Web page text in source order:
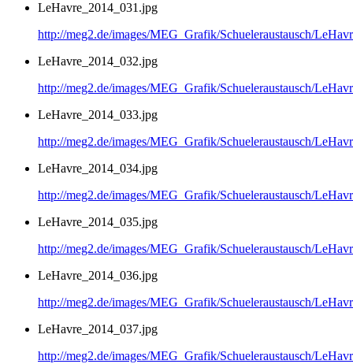
LeHavre_2014_031.jpg
http://meg2.de/images/MEG_Grafik/Schueleraustausch/
LeHavre_2014_032.jpg
http://meg2.de/images/MEG_Grafik/Schueleraustausch/
LeHavre_2014_033.jpg
http://meg2.de/images/MEG_Grafik/Schueleraustausch/
LeHavre_2014_034.jpg
http://meg2.de/images/MEG_Grafik/Schueleraustausch/
LeHavre_2014_035.jpg
http://meg2.de/images/MEG_Grafik/Schueleraustausch/
LeHavre_2014_036.jpg
http://meg2.de/images/MEG_Grafik/Schueleraustausch/
LeHavre_2014_037.jpg
http://meg2.de/images/MEG_Grafik/Schueleraustausch/